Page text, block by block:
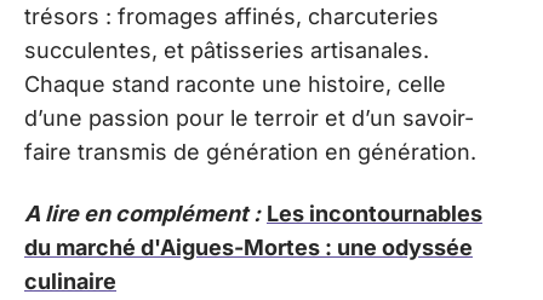
trésors : fromages affinés, charcuteries
succulentes, et pâtisseries artisanales.
Chaque stand raconte une histoire, celle
d’une passion pour le terroir et d’un savoir-
faire transmis de génération en génération.
A lire en complément : Les incontournables
du marché d'Aigues-Mortes : une odyssée
culinaire